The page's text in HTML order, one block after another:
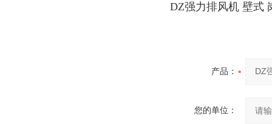
DZ强力排风机 壁式
产品：
您的单位：